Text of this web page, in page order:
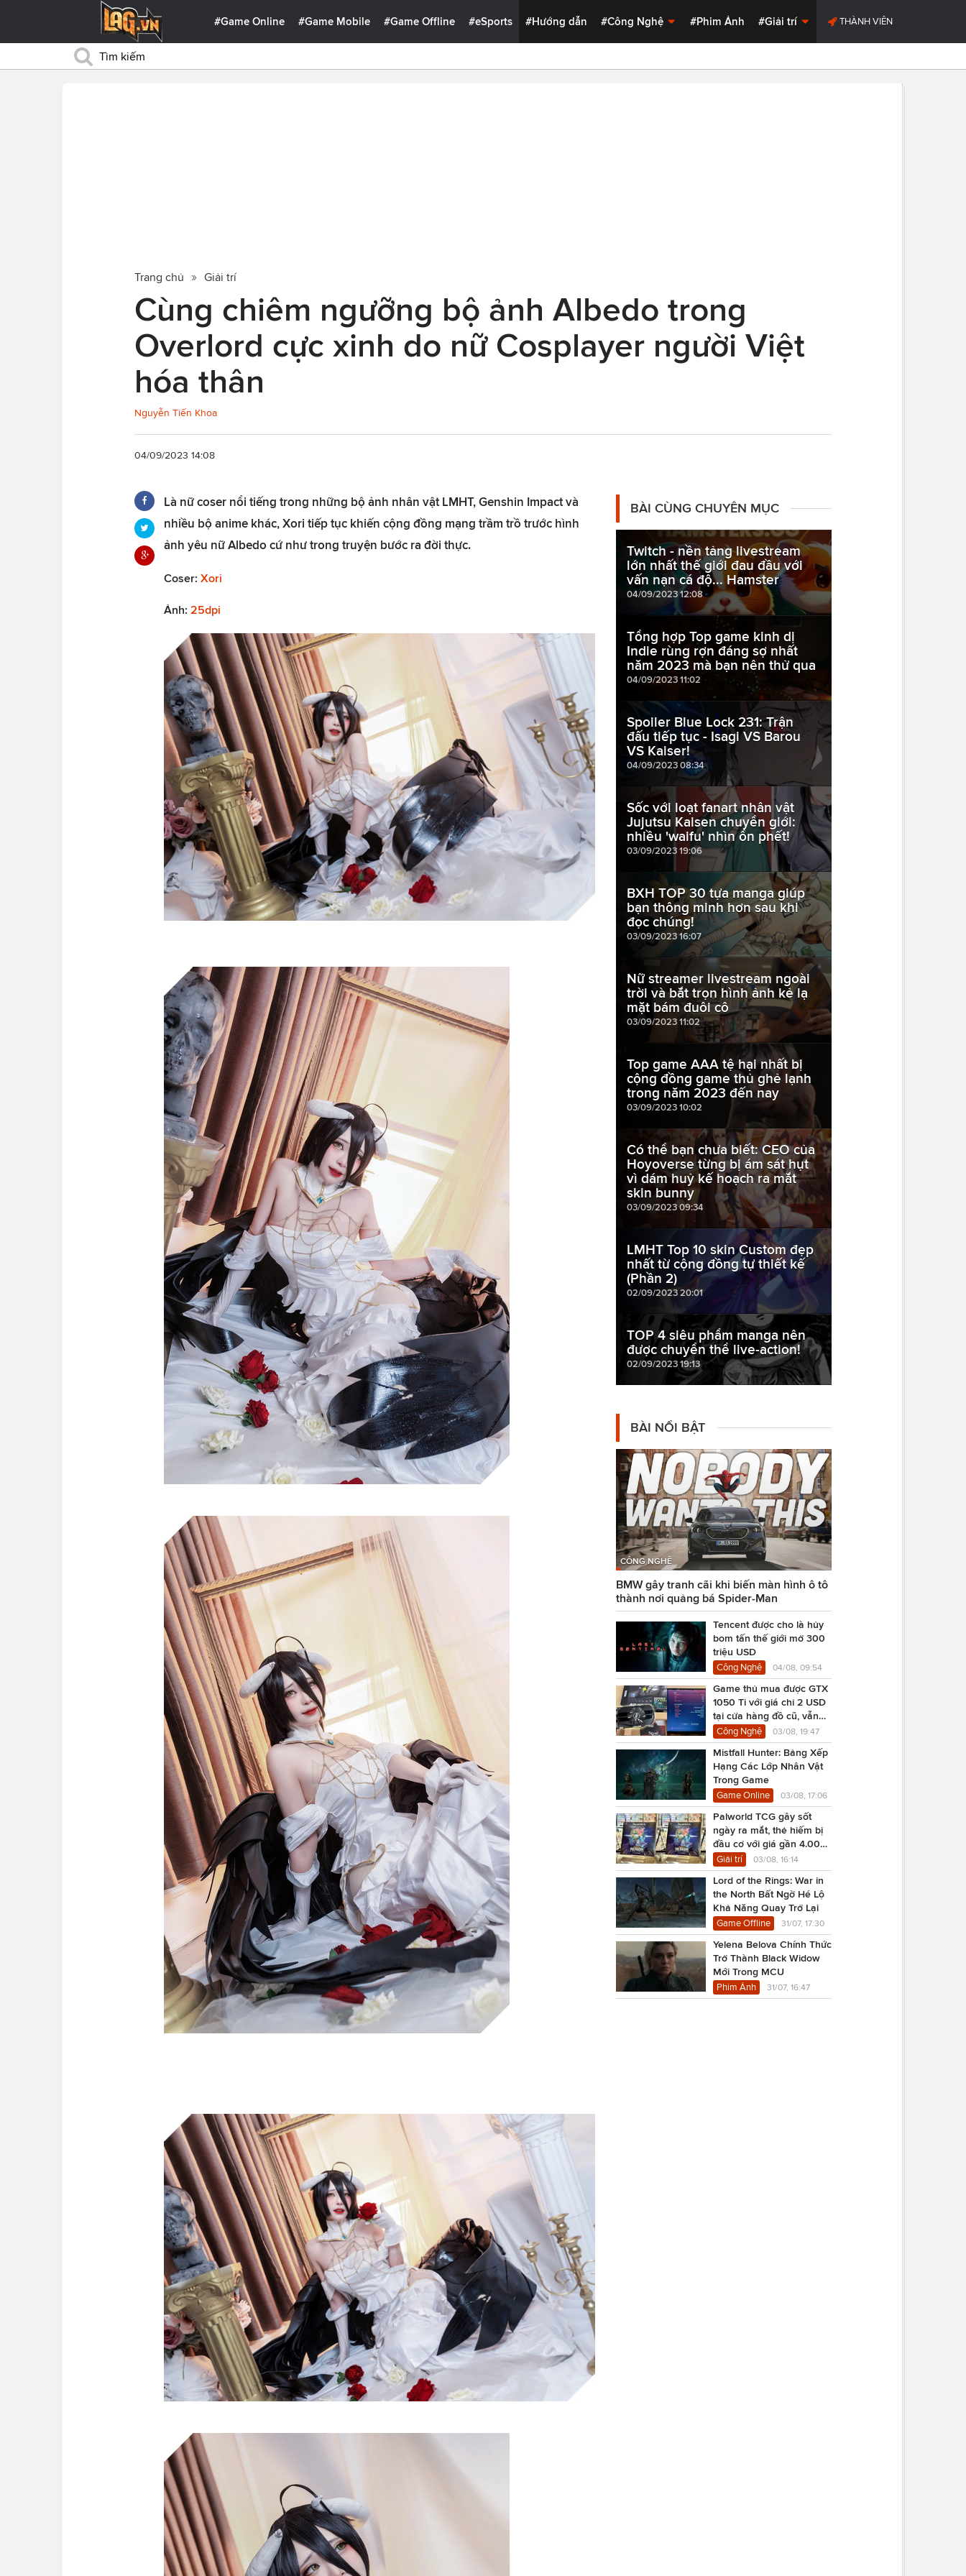
#Game Online #Game Mobile #Game Offline #eSports #Hướng dẫn #Công Nghệ #Phim Ảnh #Giải trí THÀNH VIÊN
Trang chủ Giải trí
Cùng chiêm ngưỡng bộ ảnh Albedo trong
Overlord cực xinh do nữ Cosplayer người Việt
hóa thân
Nguyễn Tiến Khoa
04/09/2023 14:08
Là nữ coser nổi tiếng trong những bộ ảnh nhân vật LMHT, Genshin Impact và
nhiều bộ anime khác, Xori tiếp tục khiến cộng đồng mạng trầm trồ trước hình
ảnh yêu nữ Albedo cứ như trong truyện bước ra đời thực.
Coser: Xori
Ảnh: 25dpi
BÀI CÙNG CHUYÊN MỤC
Twitch - nền tảng livestream
lớn nhất thế giới đau đầu với
vấn nạn cá độ... Hamster
04/09/2023 12:08
Tổng hợp Top game kinh dị
Indie rùng rợn đáng sợ nhất
năm 2023 mà bạn nên thử qua
04/09/2023 11:02
Spoiler Blue Lock 231: Trận
đấu tiếp tục - Isagi VS Barou
VS Kaiser!
04/09/2023 08:34
Sốc với loạt fanart nhân vật
Jujutsu Kaisen chuyển giới:
nhiều 'waifu' nhìn ổn phết!
03/09/2023 19:06
BXH TOP 30 tựa manga giúp
bạn thông minh hơn sau khi
đọc chúng!
03/09/2023 16:07
Nữ streamer livestream ngoài
trời và bắt trọn hình ảnh kẻ lạ
mặt bám đuôi cô
03/09/2023 11:02
Top game AAA tệ hại nhất bị
cộng đồng game thủ ghẻ lạnh
trong năm 2023 đến nay
03/09/2023 10:02
Có thể bạn chưa biết: CEO của
Hoyoverse từng bị ám sát hụt
vì dám huỷ kế hoạch ra mắt
skin bunny
03/09/2023 09:34
LMHT Top 10 skin Custom đẹp
nhất từ cộng đồng tự thiết kế
(Phần 2)
02/09/2023 20:01
TOP 4 siêu phẩm manga nên
được chuyển thể live-action!
02/09/2023 19:13
BÀI NỔI BẬT
CÔNG NGHỆ
BMW gây tranh cãi khi biến màn hình ô tô
thành nơi quảng bá Spider-Man
Tencent được cho là hủy
bom tấn thế giới mở 300
triệu USD
Công Nghệ 04/08, 09:54
Game thủ mua được GTX
1050 Ti với giá chỉ 2 USD
tại cửa hàng đồ cũ, vẫn
chạy Cyberpunk 2077
Công Nghệ 03/08, 19:47
Mistfall Hunter: Bảng Xếp
Hạng Các Lớp Nhân Vật
Trong Game
Game Online 03/08, 17:06
Palworld TCG gây sốt
ngày ra mắt, thẻ hiếm bị
đầu cơ với giá gần 4.000
USD
Giải trí 03/08, 16:14
Lord of the Rings: War in
the North Bất Ngờ Hé Lộ
Khả Năng Quay Trở Lại
Game Offline 31/07, 17:30
Yelena Belova Chính Thức
Trở Thành Black Widow
Mới Trong MCU
Phim Ảnh 31/07, 16:47